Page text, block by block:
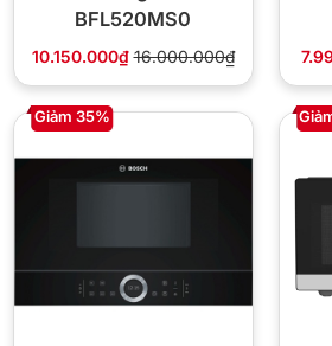
BFL520MS0
10.150.000₫ 16.000.000₫
Giảm 35%